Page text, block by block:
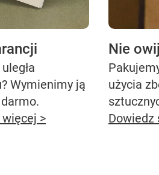
Wymienimy ją
>
Nie
użycia
Dowiedz